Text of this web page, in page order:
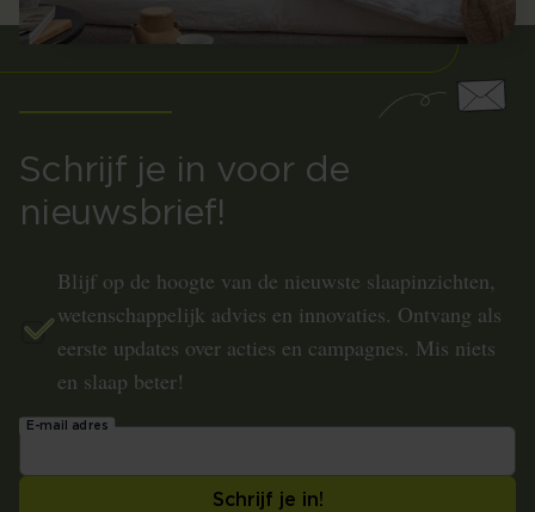
Schrijf je in voor de
nieuwsbrief!
Blijf op de hoogte van de nieuwste slaapinzichten,
wetenschappelijk advies en innovaties. Ontvang als
eerste updates over acties en campagnes. Mis niets
en slaap beter!
E-mail adres
Schrijf je in!